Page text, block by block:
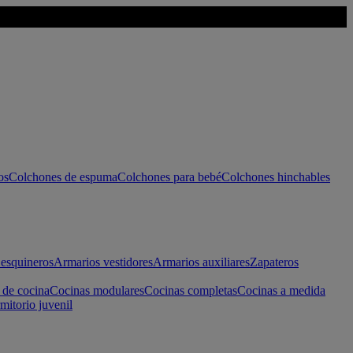
Colchones de espumaColchones para bebéColchones hinchables
Armarios vestidoresArmarios auxiliaresZapateros
cocinaCocinas modularesCocinas completasCocinas a medida
juvenil